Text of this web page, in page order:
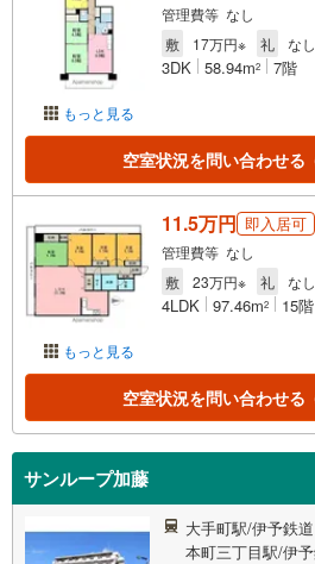
もっと見る
管理費等 なし
敷
17万円※ 礼 なし
3DK 58.94m2 7階
空室状況を問い合わせる
もっと見る
11.5万円 即入居可
管理費等 なし
敷
23万円※ 礼 なし
4LDK 97.46m2 15階
空室状況を問い合わせる
サンループ加藤
大手町駅/伊予鉄
本町三丁目駅/伊